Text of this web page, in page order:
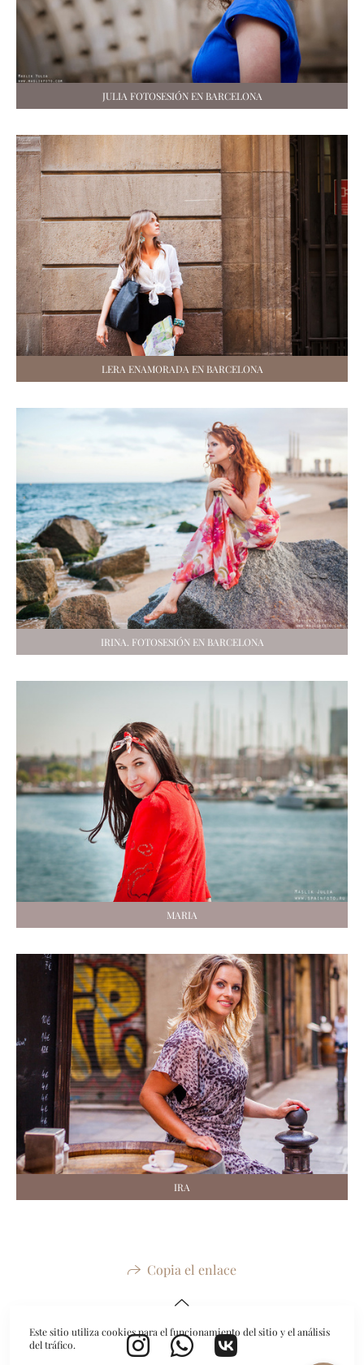
JULIA FOTOSESIÓN EN BARCELONA
LERA ENAMORADA EN BARCELONA
IRINA. FOTOSESIÓN EN BARCELONA
MARIA
IRA
Copia el enlace
Este sitio utiliza cookies para el funcionamiento del sitio y el análisis
del tráfico.